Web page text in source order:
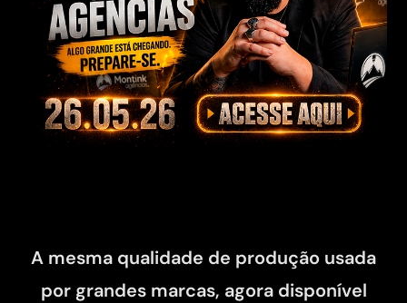
A mesma qualidade de produção usada
por grandes marcas, agora disponível